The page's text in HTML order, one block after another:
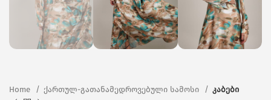
Home ქართულ-გათანამედროვებული სამოსი კაბები